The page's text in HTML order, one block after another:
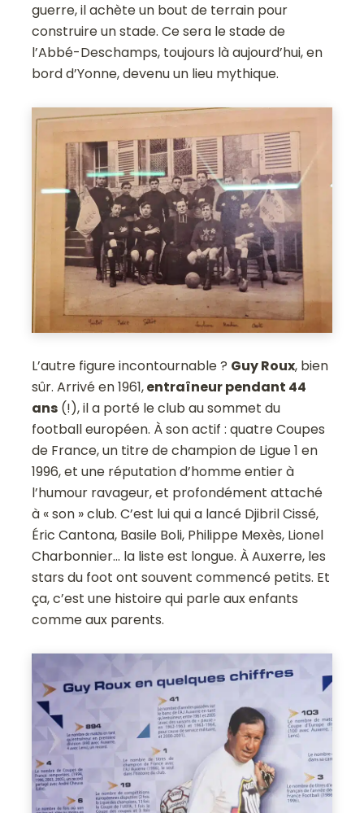
guerre, il achète un bout de terrain pour
construire un stade. Ce sera le stade de
l’Abbé-Deschamps, toujours là aujourd’hui, en
bord d’Yonne, devenu un lieu mythique.
L’autre figure incontournable ? Guy Roux, bien
sûr. Arrivé en 1961,entraîneur pendant 44
ans (!), il a porté le club au sommet du
football européen. À son actif : quatre Coupes
de France, un titre de champion de Ligue 1 en
1996, et une réputation d’homme entier à
l’humour ravageur, et profondément attaché
à « son » club. C’est lui qui a lancé Djibril Cissé,
Éric Cantona, Basile Boli, Philippe Mexès, Lionel
Charbonnier… la liste est longue. À Auxerre, les
stars du foot ont souvent commencé petits. Et
ça, c’est une histoire qui parle aux enfants
comme aux parents.